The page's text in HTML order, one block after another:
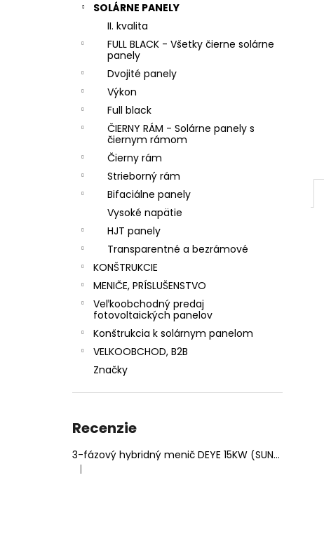
SOLÁRNE PANELY
II. kvalita
FULL BLACK - Všetky čierne solárne
panely
Dvojité panely
Výkon
Full black
ČIERNY RÁM - Solárne panely s
čiernym rámom
Čierny rám
Strieborný rám
Bifaciálne panely
Vysoké napätie
HJT panely
Transparentné a bezrámové
KONŠTRUKCIE
MENIČE, PRÍSLUŠENSTVO
Veľkoobchodný predaj
fotovoltaických panelov
Konštrukcia k solárnym panelom
VELKOOBCHOD, B2B
Značky
Recenzie
3-fázový hybridný menič DEYE 15KW (SUN-15K-SG05LP3-EU-SM2)
Hodnotenie produktu je 5 z 5 hviezdičiek.
|